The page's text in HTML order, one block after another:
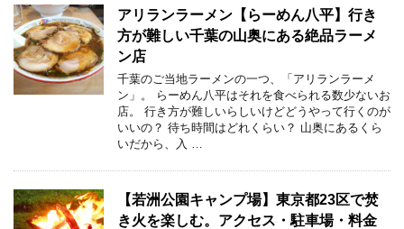
アリランラーメン【らーめん八平】行き
方が難しい千葉の山奥にある絶品ラーメ
ン店
千葉のご当地ラーメンの一つ、「アリランラーメ
ン」。 らーめん八平はそれを食べられる数少ないお
店。 行き方が難しいらしいけどどうやって行くのが
いいの？ 待ち時間はどれくらい？ 山奥にあるくら
いだから、入 …
【若洲公園キャンプ場】東京都23区で焚
き火を楽しむ。アクセス・駐車場・料金